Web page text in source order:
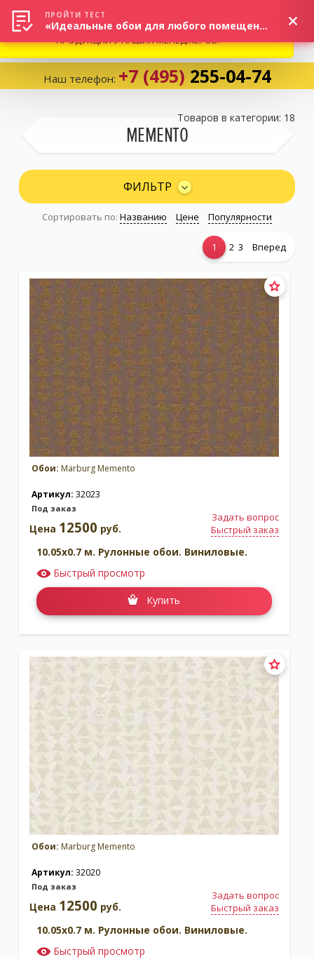
Избранное:0 товаров
Каталог
Личный кабинет
Москва (сменить город)
Заказать обратный звонок
Наш телефон: +7 (495) 255-04-74
MEMENTO
Товаров в категории: 18
ФИЛЬТР
Сортировать по: Названию Цене Популярности
1 2 3 Вперед
Обои: Marburg Memento
Артикул: 32023
Под заказ
Задать вопрос
Быстрый заказ
Цена 12500 руб.
10.05x0.7 м. Рулонные обои. Виниловые.
Быстрый просмотр
Купить
Обои: Marburg Memento
Артикул: 32020
Под заказ
Задать вопрос
Быстрый заказ
Цена 12500 руб.
10.05x0.7 м. Рулонные обои. Виниловые.
Быстрый просмотр
ВНИМАНИЕ! В СВЯЗИ С СИТУАЦИЕЙ НА РЫНКЕ, ПРОСИМ
УТОЧНЯТЬ АКТУАЛЬНУЮ СТОИМОСТЬ И НАЛИЧИЕ
ПРОДУКЦИИ У НАШИХ МЕНЕДЖЕРОВ.
ПРОЙТИ ТЕСТ
«Идеальные обои для любого помещения!»